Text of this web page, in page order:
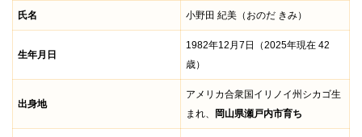
氏名 小野田 紀美（おのだ きみ）
生年月日
1982年12月7日（2025年現在 42
歳）
出身地
アメリカ合衆国イリノイ州シカゴ生
まれ、
岡山県瀬戸内市育ち